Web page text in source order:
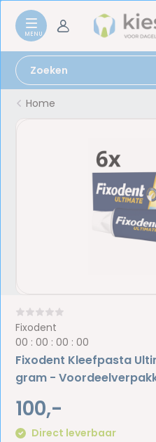
Home
Fixodent
00 :00 :00 :00
Fixodent Kleefpasta
gram -
100,-
Direct leverbaar